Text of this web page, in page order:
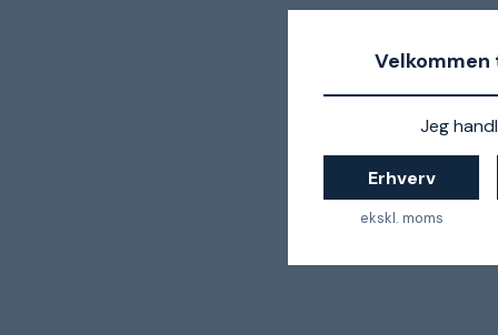
Jeg
Erhverv
ekskl. moms